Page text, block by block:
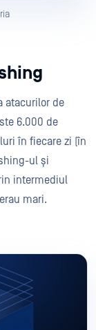
atacurilor de
6.000 de
în fiecare zi (în
ul și
intermediul
mari.